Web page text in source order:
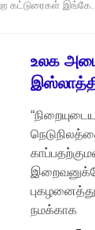
கட்டுரைகள் இங்கே.
உலக
நமக்காக